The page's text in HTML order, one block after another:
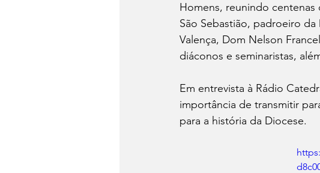
Homens, reunindo
São Sebastião, padroeiro
Valença, Dom Nelson
diáconos e seminaristas,
Em entrevista à Rádio
importância de transmitir
para a história da Diocese.